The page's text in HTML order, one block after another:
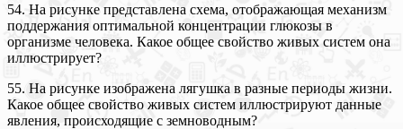
54. На рисунке представлена схема, отображающая механизм
поддержания оптимальной концентрации глюкозы в
организме человека. Какое общее свойство живых систем она
иллюстрирует?
55. На рисунке изображена лягушка в разные периоды жизни.
Какое общее свойство живых систем иллюстрируют данные
явления, происходящие с земноводным?